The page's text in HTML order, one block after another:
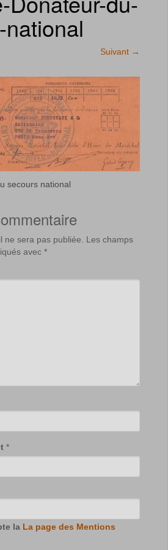
Suivant →
secours national
ne sera pas publiée. Les champs
avec *
*
la La page des Mentions